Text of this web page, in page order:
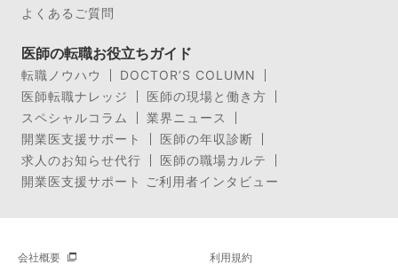
よくあるご質問
医師の転職お役立ちガイド
転職ノウハウ
DOCTOR’S COLUMN
医師転職ナレッジ
医師の現場と働き方
スペシャルコラム
業界ニュース
開業医支援サポート
医師の年収診断
求人のお知らせ代行
医師の職場カルテ
開業医支援サポート ご利用者インタビュー
会社概要 利用規約